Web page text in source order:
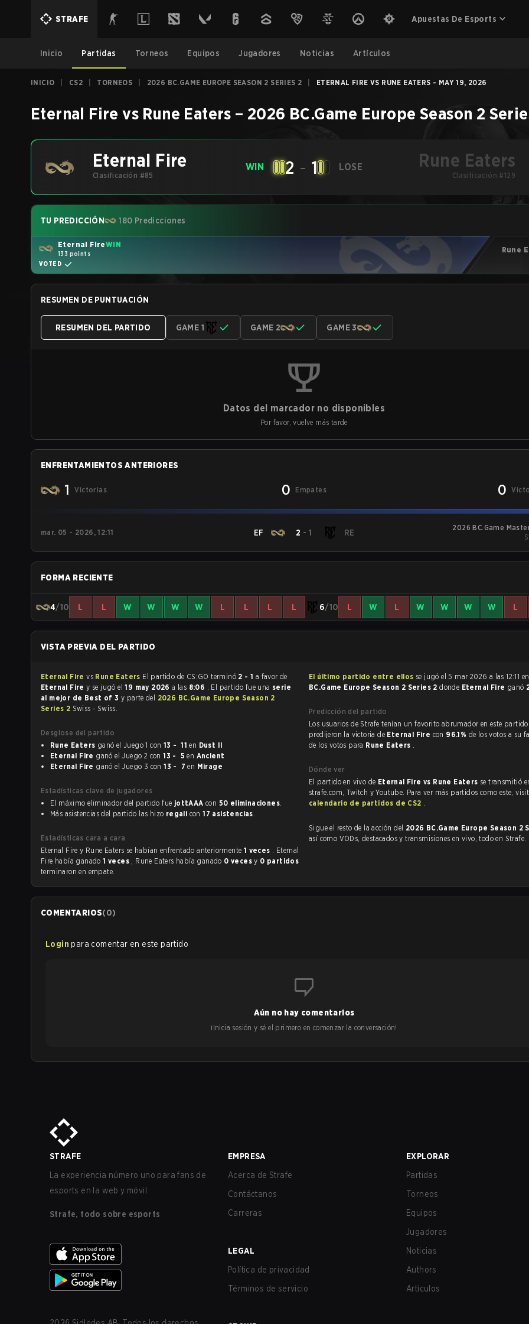
STRAFE Apuestas De Esports
Inicio Partidas Torneos Equipos Jugadores Noticias Artículos
INICIO CS2 TORNEOS 2026 BC.GAME EUROPE SEASON 2 SERIES 2 ETERNAL FIRE VS RUNE EATERS - MAY 19, 2026
Eternal Fire vs Rune Eaters – 2026 BC.Game Europe Season 2
Eternal Fire
Clasificación #85
WIN 2 - 1 LOSE Rune Eaters
Clasificación #129
TU PREDICCIÓN 180 Predicciones
Eternal FireWIN
133 points
VOTED
Rune
RESUMEN DE PUNTUACIÓN
RESUMEN DEL PARTIDO GAME 1 GAME 2 GAME 3
Datos del marcador no disponibles
Por favor, vuelve más tarde
ENFRENTAMIENTOS ANTERIORES
1 Victorias 0 Empates 0
mar. 05 - 2026, 12:11 EF 2 - 1 RE
2026 BC.Game
FORMA RECIENTE
4/10 L L W W W W L L L L 6/10 L W L W W W W L
VISTA PREVIA DEL PARTIDO
Eternal Firevs Rune Eaters El partido de CS:GO terminó 2 - 1 a favor de
Eternal Firey se jugó el19 may 2026a las 8:06 . El partido fue una serie
al mejor de Best of 3 y parte del 2026 BC.Game Europe Season 2
Series 2 Swiss - Swiss.
Desglose del partido
Rune Eaters
ganó el Juego 1 con 13 - 11 en Dust II
Eternal Fire
ganó el Juego 2 con 13 - 5 en Ancient
Eternal Fire
ganó el Juego 3 con 13 - 7 en Mirage
Estadísticas clave de jugadores
El máximo eliminador del partido fue jottAAA con 50 eliminaciones.
Más asistencias del partido las hizo regali con17 asistencias.
Estadísticas cara a cara
Eternal Fire y Rune Eaters se habían enfrentado anteriormente 1 veces . Eternal
Fire había ganado1 veces , Rune Eaters había ganado 0 vecesy 0 partidos
terminaron en empate.
El último partido entre ellos se jugó el 5 mar 2026 a las 12:11 en
BC.Game Europe Season 2 Series 2donde Eternal Fire ganó
Predicción del partido
Los usuarios de Strafe tenían un favorito abrumador en este partido, y
predijeron la victoria de Eternal Fire con 96.1% de los votos a su
de los votos para Rune Eaters .
Dónde ver
El partido en vivo de Eternal Fire vs Rune Eaters se transmitió
strafe.com, Twitch y Youtube. Para ver más partidos como este,
calendario de partidos de CS2 .
Sigue el resto de la acción del 2026 BC.Game Europe Season 2
así como VODs, destacados y transmisiones en vivo, todo en Strafe.
COMENTARIOS(0)
Login para comentar en este partido
Aún no hay comentarios
¡Inicia sesión y sé el primero en comenzar la conversación!
STRAFE
La experiencia número uno para fans de
esports en la web y móvil.
Strafe, todo sobre esports
EMPRESA
Acerca de Strafe
Contáctanos
Carreras
LEGAL
Política de privacidad
Términos de servicio
EXPLORAR
Partidas
Torneos
Equipos
Jugadores
Noticias
Authors
Artículos